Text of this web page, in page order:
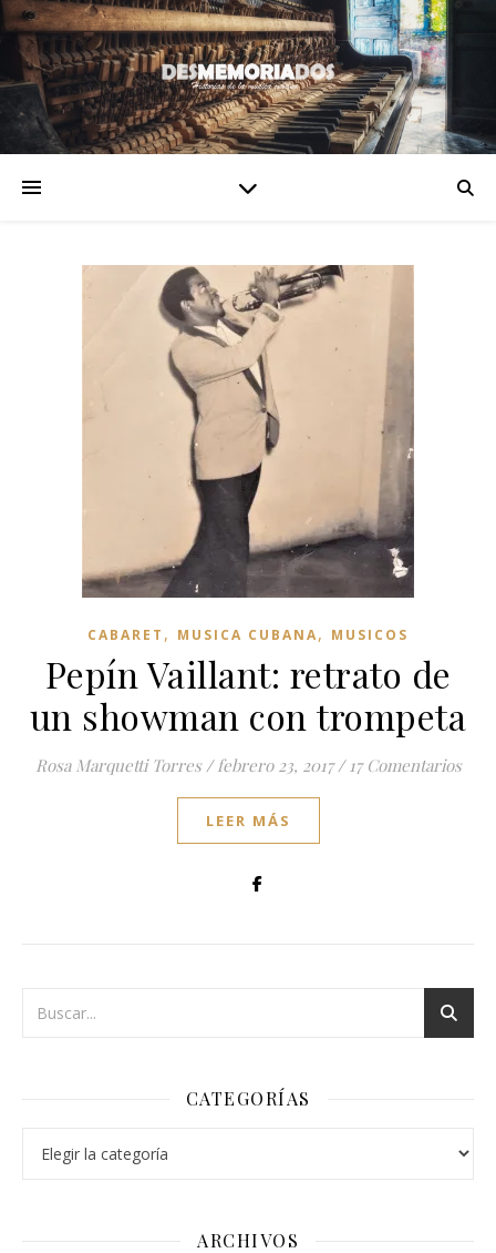
CABARET , MUSICA CUBANA, MUSICOS
Pepín Vaillant: retrato de
un showman con trompeta
Rosa Marquetti Torres / febrero 23, 2017 / 17 Comentarios
LEER MÁS
CATEGORÍAS
ARCHIVOS